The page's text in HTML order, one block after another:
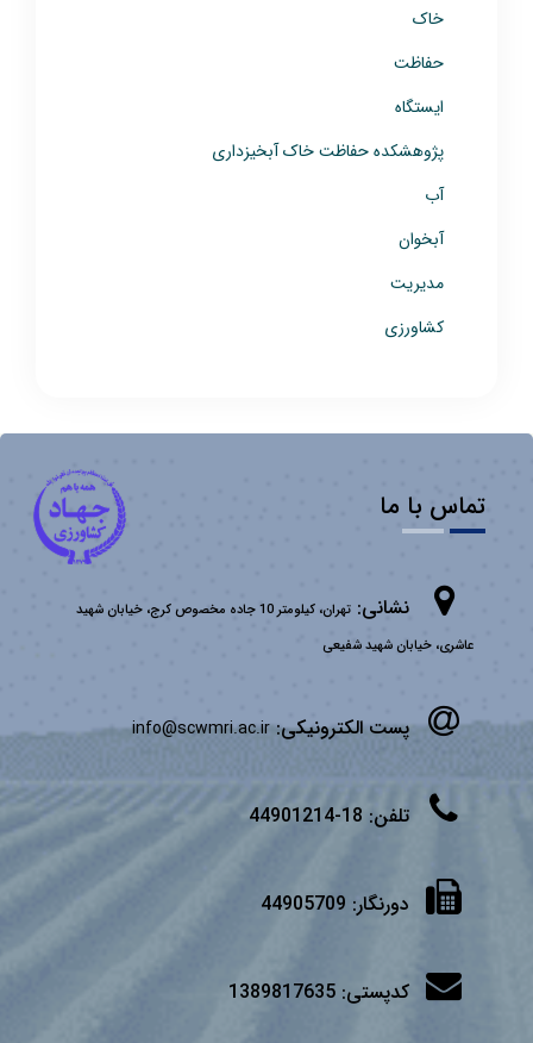
خاک
حفاظت
ایستگاه
پژوهشکده حفاظت خاک آبخیزداری
آب
آبخوان
مدیریت
کشاورزی
تماس با ما
نشانی:
تهران، کیلومتر 10 جاده مخصوص کرج، خیابان شهید
عاشری، خیابان شهید شفیعی
پست الکترونیکی:info@scwmri.ac.ir
تلفن: 18-44901214
دورنگار: 44905709
کدپستی: 1389817635